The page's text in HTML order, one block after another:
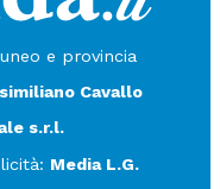
e provincia
Cavallo
s.r.l.
Media L.G.